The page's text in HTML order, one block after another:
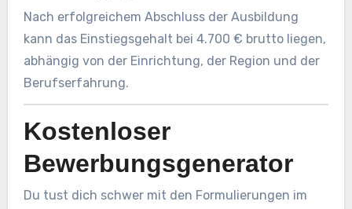
Nach erfolgreichem Abschluss der Ausbildung
kann das Einstiegsgehalt bei 4.700 € brutto liegen,
abhängig von der Einrichtung, der Region und der
Berufserfahrung.
Kostenloser
Bewerbungsgenerator
Du tust dich schwer mit den Formulierungen im